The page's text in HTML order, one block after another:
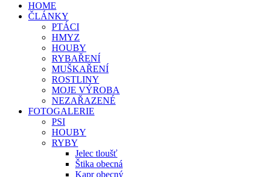
HOME
ČLÁNKY
PTÁCI
HMYZ
HOUBY
RYBAŘENÍ
MUŠKAŘENÍ
ROSTLINY
MOJE VÝROBA
NEZAŘAZENÉ
FOTOGALERIE
PSI
HOUBY
RYBY
Jelec tloušť
Štika obecná
Kapr obecný